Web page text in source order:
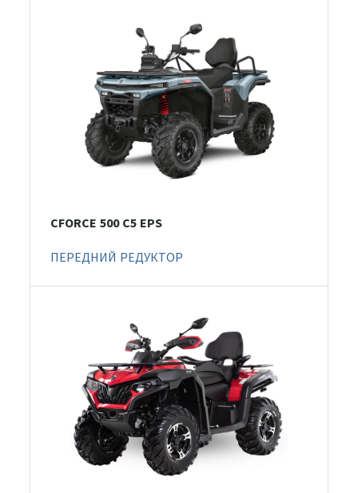
CFORCE 500 С5 EPS
ПЕРЕДНИЙ РЕДУКТОР